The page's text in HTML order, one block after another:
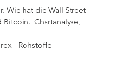
Wie hat die Wall Street
Chartanalyse,
- Rohstoffe -